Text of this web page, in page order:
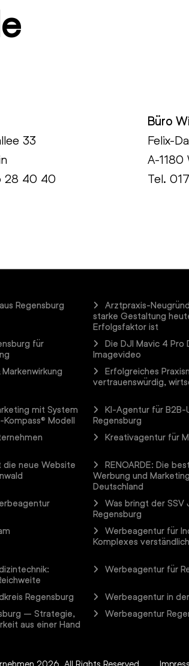
33
28 40 40
Büro
Felix-
A-1180
Tel.
Regensburg
Arztpraxis-
starke Gestaltung
Erfolgsfaktor ist
für
Die DJI Mavic 4 Pro
Imagevideo
Erfolgreiches
vertrauenswürdig,
mit System
Kompass® Modell
KI-Agentur für B2B-
Regensburg
Kreativagentur für
die neue Website
RENOARDE: Die
Werbung und
Deutschland
Was bringt der SSV
Regensburg
Werbeagentur für
Komplexes
Werbeagentur für
Regensburg Werbeagentur in
– Strategie,
aus einer Hand
Werbeagentur
2026. All Rights Reserved.